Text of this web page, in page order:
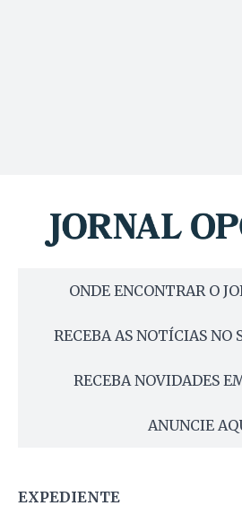
ONDE ENCONTRAR O
RECEBA AS NOTÍCIAS NO
RECEBA NOVIDADES
ANUNCIE
EXPEDIENTE